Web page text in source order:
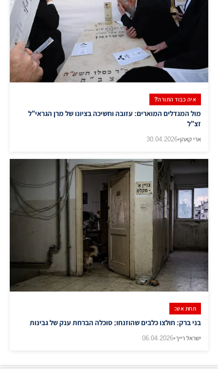
איה כבוד התורה?
מול המגדלים המוארים: עזובה וחשיכה בציונו של מרן הגראי"ל
זצ"ל
ארי קאהן•
30.04.2026
תחת אש:
בני ברק: חולצו כלבים שהוזנחו; סוכלה הברחת ענק של גבינות
ישראל רייך•
06.04.2026